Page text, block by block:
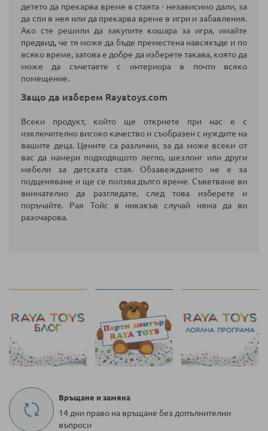
детето да прекарва време в стаята - независимо дали, за
да спи в нея или да прекарва време в игри и забавления.
Ако сте решили да закупите кошара за игра, имайте
предвид, че тя може да бъде преместена навсякъде и по
всяко време, затова е добре да изберете такава, която да
може да съчетаете с интериора в почти всяко
помещение.
Защо да изберем Rayatoys.com
Всеки продукт, който ще откриете при нас е с
изключително високо качество и съобразен с нуждите на
вашите деца. Цените са различни, за да може всеки от
вас да намери подходящото легло, шезлонг или други
мебели за детската стая. Обзавеждането не е за
подценяване и ще се ползва дълго време. Съветваме ви
внимателно да разгледате, след това изберете и
поръчайте. Рая Тойс в никакъв случай няма да ви
разочарова.
Връщане и замяна
14 дни право на връщане без допълнителни
въпроси